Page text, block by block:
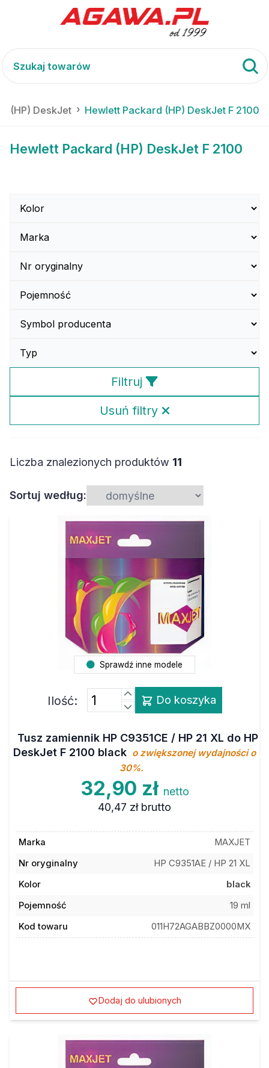
(HP) DeskJet Hewlett Packard (HP) DeskJet F 2100
Hewlett Packard (HP) DeskJet F 2100
Filtruj
Usuń filtry
Liczba znalezionych produktów 11
Sortuj według:
Sprawdź inne modele
Ilość: Do koszyka
Tusz zamiennik HP C9351CE / HP 21 XL do HP
DeskJet F 2100 black o zwiększonej wydajności o
30%.
32,90 zł netto
40,47 zł brutto
Marka
MAXJET
Nr oryginalny
HP C9351AE / HP 21 XL
Kolor
black
Pojemność
19 ml
Kod towaru
011H72AGABBZ0000MX
Dodaj do ulubionych